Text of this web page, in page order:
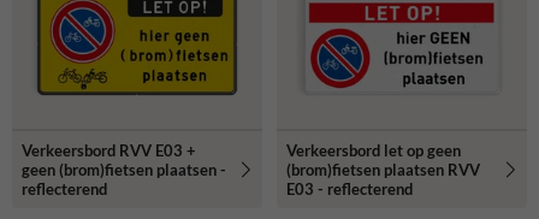
Verkeersbord RVV E03 +
geen (brom)fietsen plaatsen -
reflecterend
Verkeersbord let op geen
(brom)fietsen plaatsen RVV
E03 - reflecterend